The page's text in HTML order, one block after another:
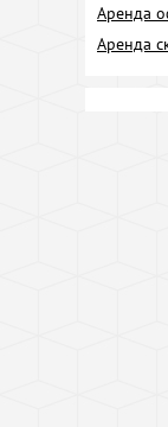
Аренда
Аренда